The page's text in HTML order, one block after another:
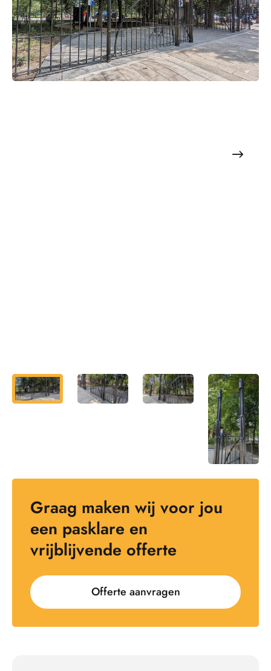
Graag maken wij voor jou
een pasklare en
vrijblijvende offerte
Offerte aanvragen